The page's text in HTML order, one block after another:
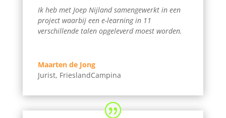
Ik heb met Joep Nijland samengewerkt in een
project waarbij een e-learning in 11
verschillende talen opgeleverd moest worden.
Maarten de Jong
Jurist, FrieslandCampina